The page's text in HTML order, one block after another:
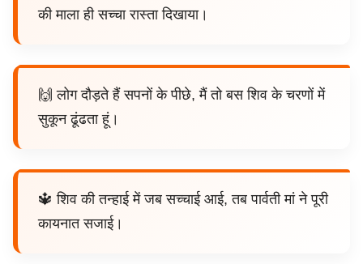
की माला ही सच्चा रास्ता दिखाया।
🙌 लोग दौड़ते हैं सपनों के पीछे, मैं तो बस शिव के चरणों में
सुकून ढूंढता हूं।
🔱 शिव की तन्हाई में जब सच्चाई आई, तब पार्वती मां ने पूरी
कायनात सजाई।